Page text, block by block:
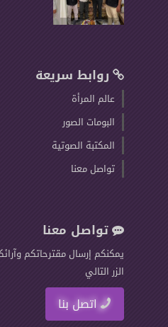
روابط سريعة
عالم المرأة
البومات الصور
المكتبة الصوتية
تواصل معنا
تواصل معنا
يمكنكم إرسال مقترحاتكم
الزر التالي
اتصل بنا